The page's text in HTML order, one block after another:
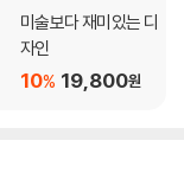
미술보다 재미있는 디
자인
19,800원
10%